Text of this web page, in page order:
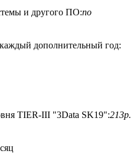
и другого ПО:по
дополнительный год:
TIER-III "3Data SK19":213р.